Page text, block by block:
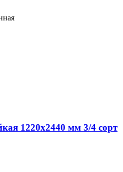
1220х2440 мм 3/4 сорт